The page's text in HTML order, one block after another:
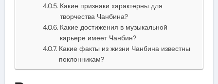
Какие признаки характерны для
творчества Чанбина?
Какие достижения в музыкальной
карьере имеет Чанбин?
Какие факты из жизни Чанбина известны
поклонникам?